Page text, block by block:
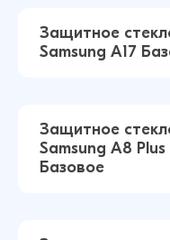
14 ₽17 ₽
Базовое (Черный)
13 ₽16 ₽
Защитное
Samsung A17
Защитное
Samsung A8 Plus
Базовое